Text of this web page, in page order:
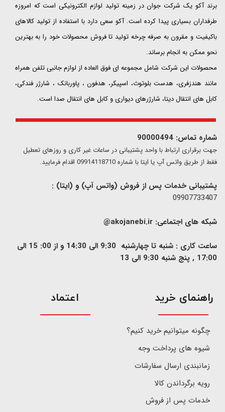
​​​​​​​برند آکو یک شرکت جوان در زمینه تولید لوازم الکترونیکی است که امروزه
طرفداران بسیاری پیدا کرده است. آکو سعی دارد با استفاده از تولید کالاهای
باکیفیت و مقرون به صرفه چرخه تولید تا فروش محصولات خود را به بهترین
نحو ممکن به انجام برساند.
محصولات این شرکت شامل مجموعه ای فوق العاده از لوازم جانبی تلفن همراه
مانند هندزفری، هدست بلوتوث، اسپیکر، هدفون ، پاوربانک ، شارژر فندکی،
کابل های انتقال دیتا، شارژرهای دیواری و کابل های انتقال صدا است.
شماره تماس: 90000494
​​جهت برقراری ارتباط با واحد پشتیبانی در ساعات غیر کاری و روزهای تعطیل
فقط از طریق واتس آپ یا ایتا با شماره 09914118710 اقدام فرمایید.
پشتیبانی خدمات پس از فروش (واتس آپ) و (ایتا) :
09907733407
شبکه های اجتماعی: akojanebi.ir@
ساعت کاری : شنبه تا چهارشنبه 9:30 الی 14:30 و از 00: 15 الی
17:00 , پنج شنبه 9:30 الی 13
​راهنمای خرید
چگونه میتوانیم خرید کنیم؟
شیوه های پرداخت وجه
زمانبندی ارسال سفارشات
رویه برگرداندن کالا
خدمات پس از فروش
اعتماد